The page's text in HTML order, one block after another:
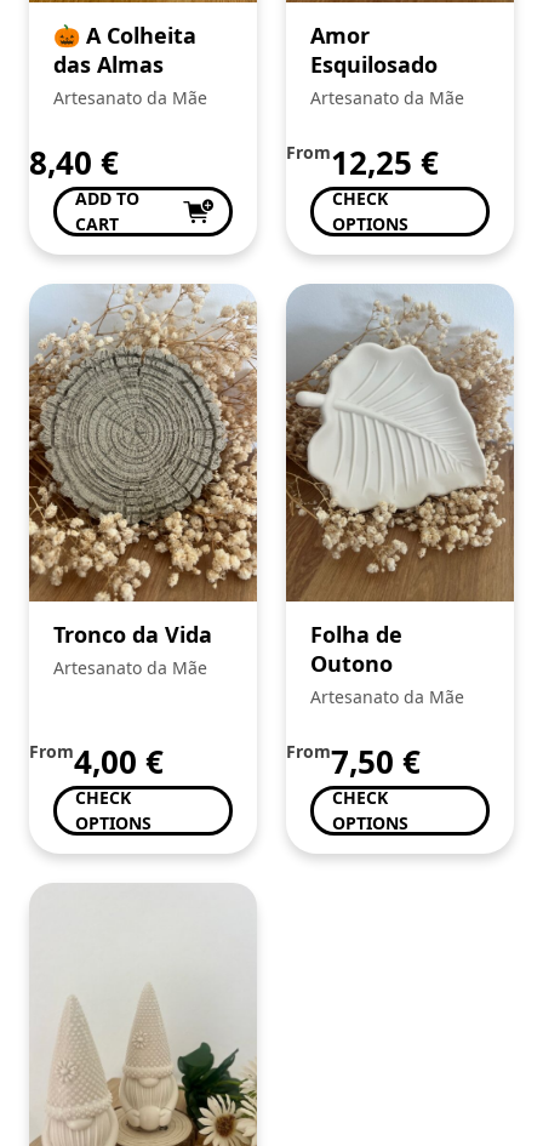
🎃 A Colheita
das Almas
Artesanato da Mãe
8,40 €
ADD TO
CART
Amor
Esquilosado
Artesanato da Mãe
From12,25 €
CHECK
OPTIONS
Tronco da Vida
Artesanato da Mãe
From4,00 €
CHECK
OPTIONS
Folha de
Outono
Artesanato da Mãe
From7,50 €
CHECK
OPTIONS